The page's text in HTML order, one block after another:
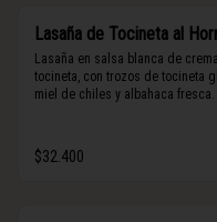
Lasaña de Tocineta al
Lasaña en salsa blanca de
tocineta, con trozos de tocineta
miel de chiles y albahaca fresca.
$32.400